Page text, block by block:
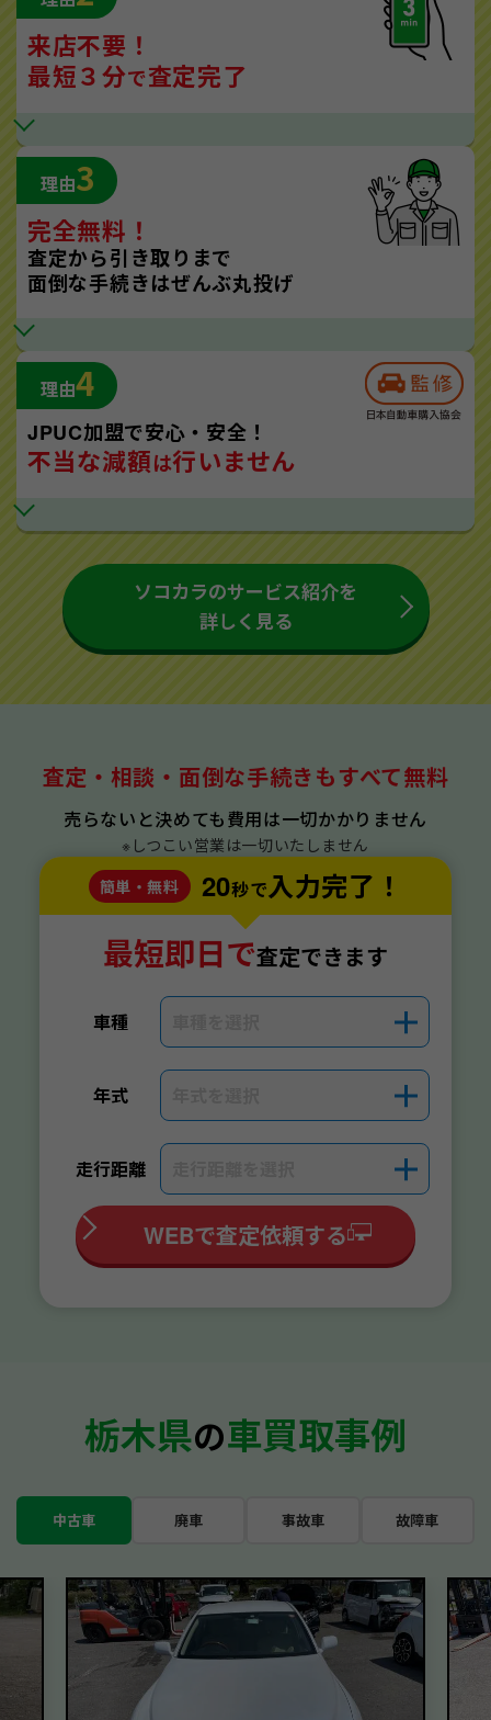
来店不要！
最短３分で査定完了
理由3
完全無料！
査定から引き取りまで
面倒な手続きはぜんぶ丸投げ
理由4
JPUC加盟で安心・安全！
不当な減額は行いません
ソコカラのサービス紹介を
詳しく見る
査定・相談・面倒な手続きもすべて無料
売らないと決めても費用は一切かかりません
※しつこい営業は一切いたしません
簡単・無料
20秒で入力完了！
最短即日で査定できます
車種 ＋
年式 ＋
走行距離 ＋
WEBで査定依頼する
栃木県の車買取事例
中古車 廃車 事故車 故障車